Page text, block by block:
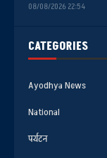
CATEGORIES
Ayodhya News
National
पर्यटन
08/08/2026 22:54